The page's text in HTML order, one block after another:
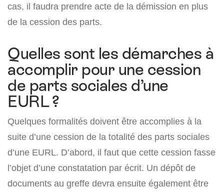
cas, il faudra prendre acte de la démission en plus
de la cession des parts.
Quelles sont les démarches à
accomplir pour une cession
de parts sociales d’une
EURL ?
Quelques formalités doivent être accomplies à la
suite d’une cession de la totalité des parts sociales
d’une EURL. D’abord, il faut que cette cession fasse
l’objet d’une constatation par écrit. Un dépôt de
documents au greffe devra ensuite également être